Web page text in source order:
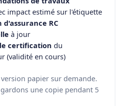
impact estimé sur l'étiquette
RC
à jour
certification du
(validité en cours)
papier sur demande.
une copie pendant 5